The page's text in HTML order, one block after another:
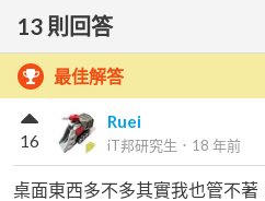
13 則回答
最佳解答
Ruei
iT邦研究生 ． 18 年前
16
桌面東西多不多其實我也管不